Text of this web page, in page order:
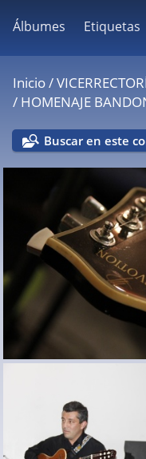
Álbumes Etiquetas
Inicio/
/ HOMENAJE
Buscar en este
homenaje